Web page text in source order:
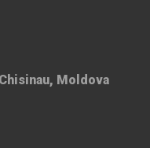
Moldova